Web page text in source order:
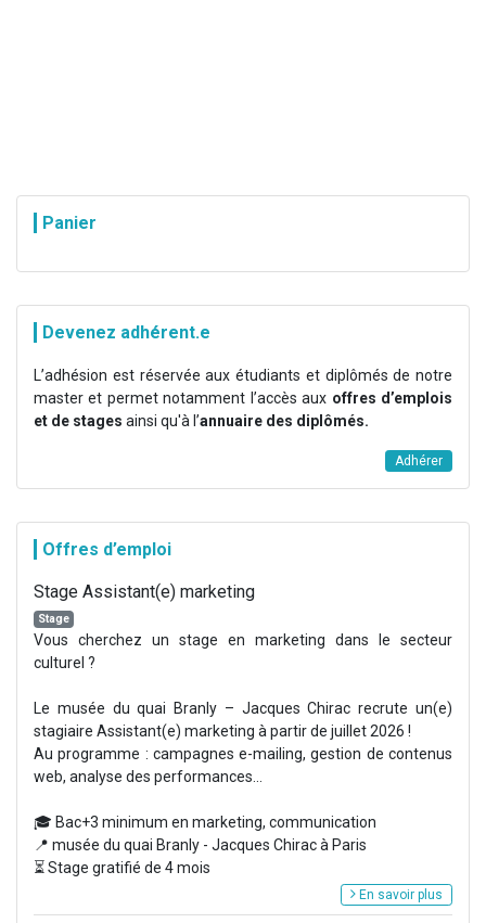
Panier
Devenez adhérent.e
L’adhésion est réservée aux étudiants et diplômés de notre
master et permet notamment l’accès aux offres d’emplois
et de stages ainsi qu'à l’annuaire des diplômés.
Adhérer
Offres d’emploi
Stage Assistant(e) marketing
Stage
Vous cherchez un stage en marketing dans le secteur
culturel ?
Le musée du quai Branly – Jacques Chirac recrute un(e)
stagiaire Assistant(e) marketing à partir de juillet 2026 !
Au programme : campagnes e-mailing, gestion de contenus
web, analyse des performances...
🎓 Bac+3 minimum en marketing, communication
📍 musée du quai Branly - Jacques Chirac à Paris
⏳ Stage gratifié de 4 mois
En savoir plus